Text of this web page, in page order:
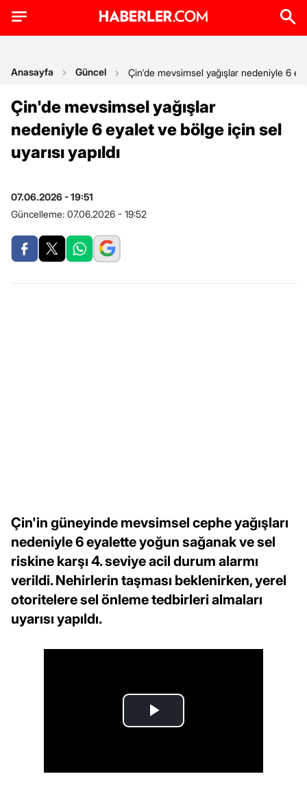
Anasayfa Güncel Çin'de mevsimsel yağışlar nedeniyle 6
Çin'de mevsimsel yağışlar
nedeniyle 6 eyalet ve bölge için sel
uyarısı yapıldı
07.06.2026 - 19:51
Güncelleme: 07.06.2026 - 19:52
Çin'in güneyinde mevsimsel cephe yağışları
nedeniyle 6 eyalette yoğun sağanak ve sel
riskine karşı 4. seviye acil durum alarmı
verildi. Nehirlerin taşması beklenirken, yerel
otoritelere sel önleme tedbirleri almaları
uyarısı yapıldı.